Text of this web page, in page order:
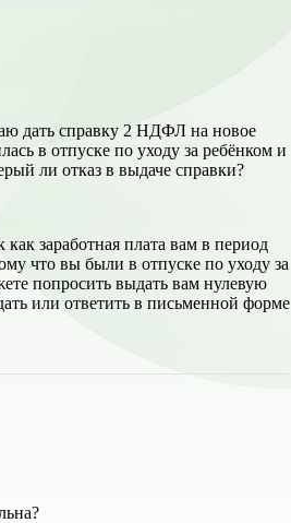
дать справку 2 НДФЛ на новое
в отпуске по уходу за ребёнком и
ли отказ в выдаче справки?
заработная плата вам в период
что вы были в отпуске по уходу за
попросить выдать вам нулевую
или ответить в письменной форме